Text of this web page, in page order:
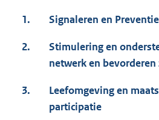
1. Signaleren en Preventie
2.
Stimulering en
netwerk en
3.
Leefomgeving en
participatie